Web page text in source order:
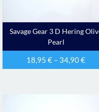
Savage Gear 3 D Hering
Pearl
18,95€ – 34,90€